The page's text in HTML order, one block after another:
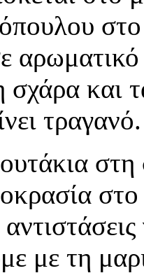
και
τραγανό.
με τη